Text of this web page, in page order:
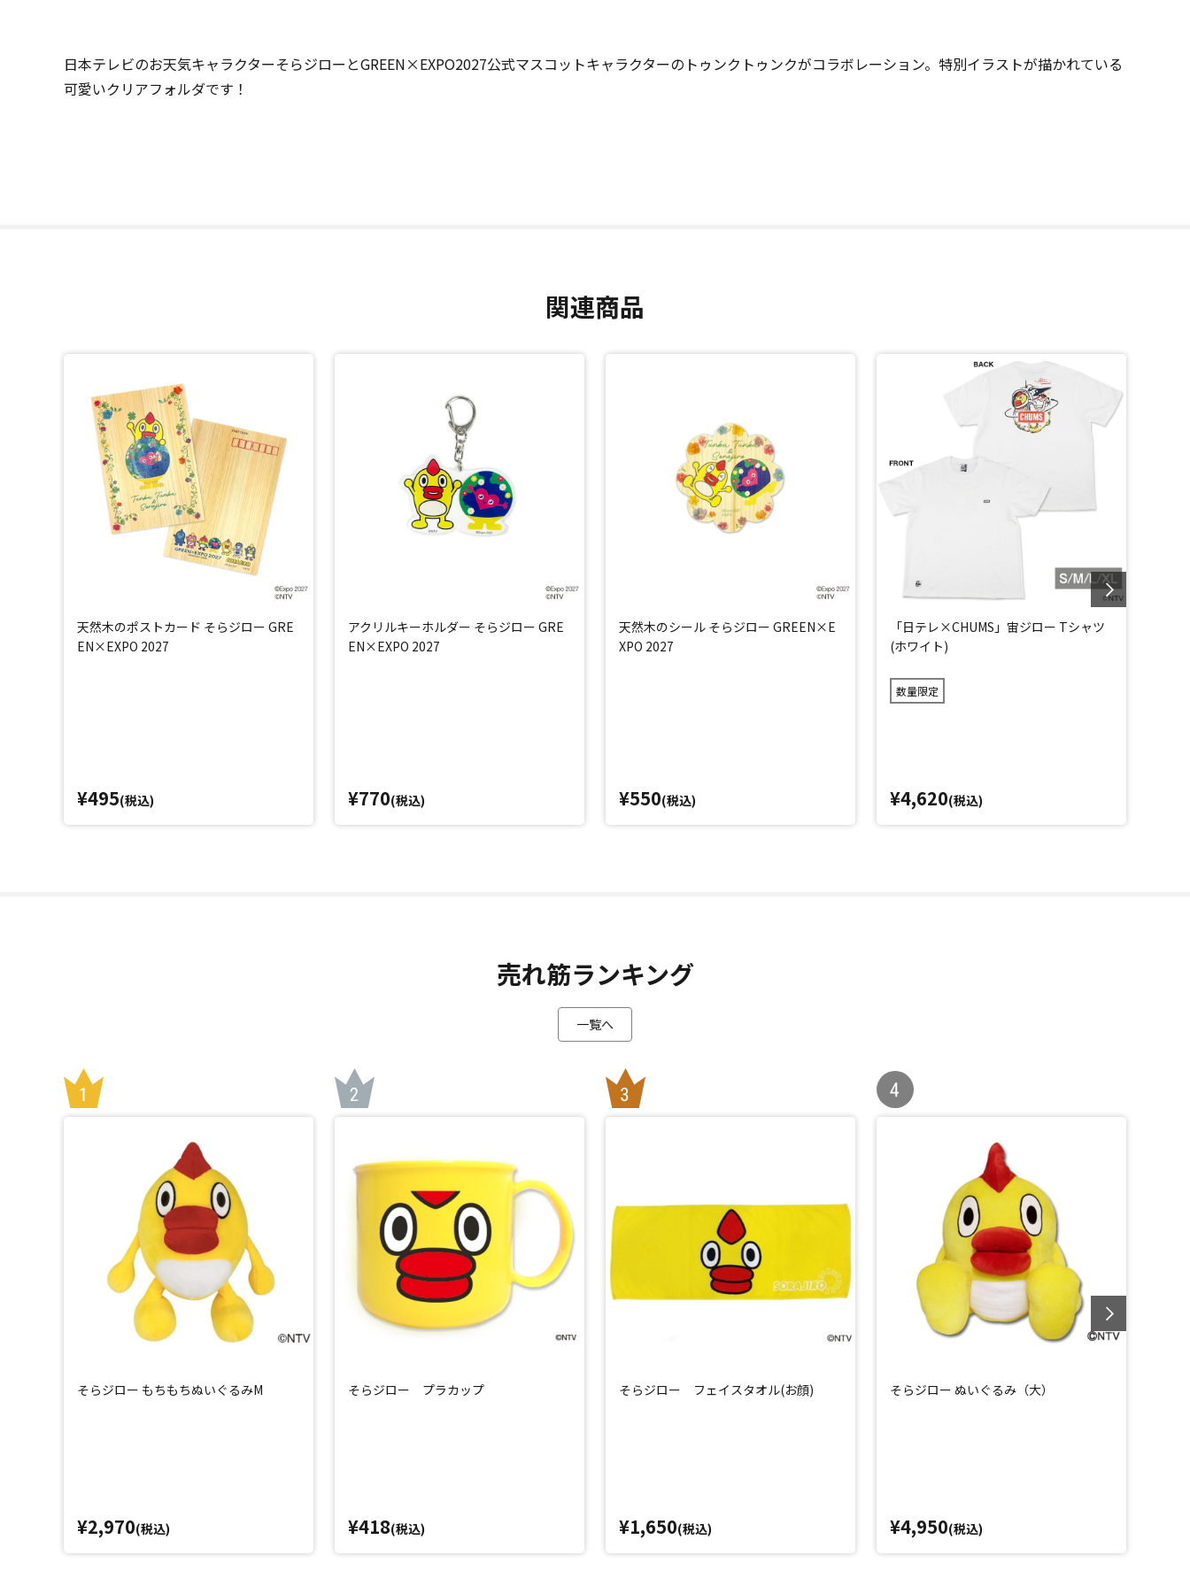
日本テレビのお天気キャラクターそらジローとGREEN×EXPO2027公式マスコットキャラクターのトゥンクトゥンクがコラボレーション。特別イラストが描かれている
可愛いクリアフォルダです！
関連商品
天然木のポストカード そらジロー GRE
EN×EXPO 2027
¥495(税込)
アクリルキーホルダー そらジロー GRE
EN×EXPO 2027
¥770(税込)
天然木のシール そらジロー GREEN×E
XPO 2027
¥550(税込)
「日テレ×CHUMS」宙ジロー Tシャツ
(ホワイト)
数量限定
¥4,620(税込)
売れ筋ランキング
一覧へ
そらジロー もちもちぬいぐるみM
¥2,970(税込)
そらジロー プラカップ
¥418(税込)
そらジロー フェイスタオル(お顔)
¥1,650(税込)
そらジロー ぬいぐるみ（大）
¥4,950(税込)